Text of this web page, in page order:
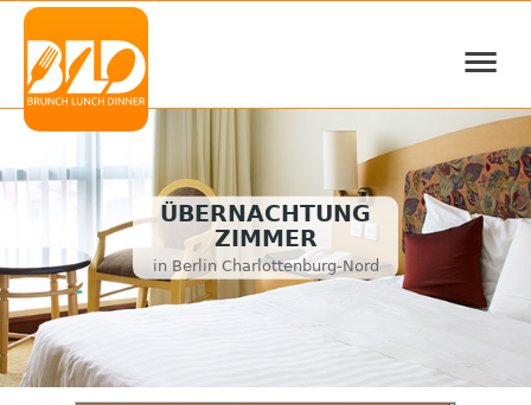
≡
ÜBERNACHTUNG
ZIMMER
in Berlin Charlottenburg-Nord